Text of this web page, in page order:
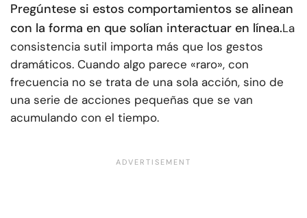
Pregúntese si estos comportamientos se alinean
con la forma en que solían interactuar en línea.La
consistencia sutil importa más que los gestos
dramáticos. Cuando algo parece «raro», con
frecuencia no se trata de una sola acción, sino de
una serie de acciones pequeñas que se van
acumulando con el tiempo.